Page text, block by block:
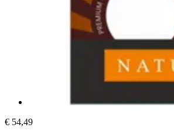
€ 54,49